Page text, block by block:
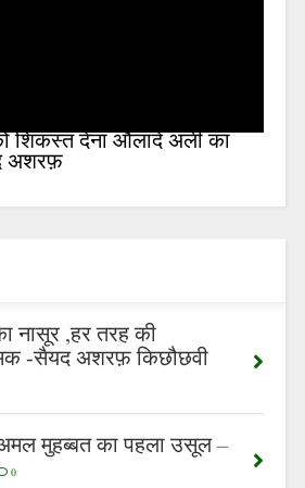
शिकस्त देना औलादे अली का
अशरफ़
नासूर ,हर तरह की
-सैयद अशरफ़ किछौछवी
मुहब्बत का पहला उसूल –
0